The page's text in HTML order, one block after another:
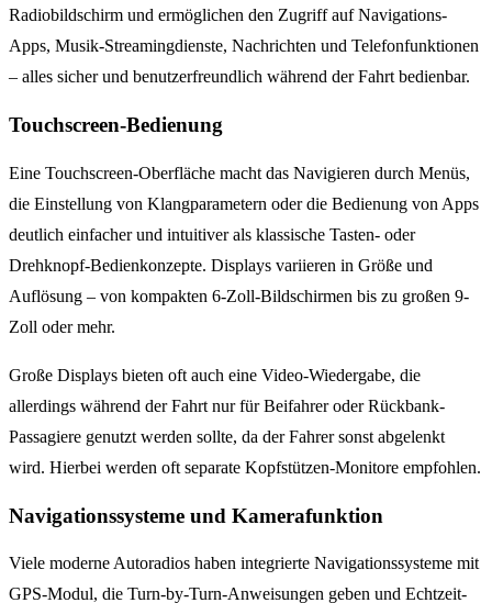
Radiobildschirm und ermöglichen den Zugriff auf Navigations-
Apps, Musik-Streamingdienste, Nachrichten und Telefonfunktionen
– alles sicher und benutzerfreundlich während der Fahrt bedienbar.
Touchscreen-Bedienung
Eine Touchscreen-Oberfläche macht das Navigieren durch Menüs,
die Einstellung von Klangparametern oder die Bedienung von Apps
deutlich einfacher und intuitiver als klassische Tasten- oder
Drehknopf-Bedienkonzepte. Displays variieren in Größe und
Auflösung – von kompakten 6-Zoll-Bildschirmen bis zu großen 9-
Zoll oder mehr.
Große Displays bieten oft auch eine Video-Wiedergabe, die
allerdings während der Fahrt nur für Beifahrer oder Rückbank-
Passagiere genutzt werden sollte, da der Fahrer sonst abgelenkt
wird. Hierbei werden oft separate Kopfstützen-Monitore empfohlen.
Navigationssysteme und Kamerafunktion
Viele moderne Autoradios haben integrierte Navigationssysteme mit
GPS-Modul, die Turn-by-Turn-Anweisungen geben und Echtzeit-